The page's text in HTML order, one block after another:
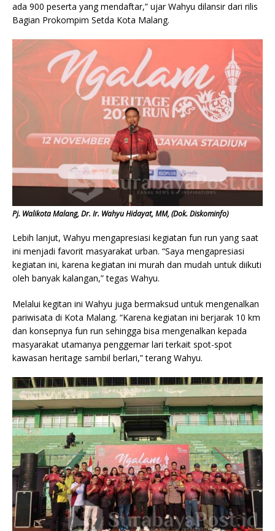
ada 900 peserta yang mendaftar,” ujar Wahyu dilansir dari rilis
Bagian Prokompim Setda Kota Malang.
Pj. Walikota Malang, Dr. Ir. Wahyu Hidayat, MM, (Dok. Diskominfo)
Lebih lanjut, Wahyu mengapresiasi kegiatan fun run yang saat
ini menjadi favorit masyarakat urban. “Saya mengapresiasi
kegiatan ini, karena kegiatan ini murah dan mudah untuk diikuti
oleh banyak kalangan,” tegas Wahyu.
Melalui kegitan ini Wahyu juga bermaksud untuk mengenalkan
pariwisata di Kota Malang. “Karena kegiatan ini berjarak 10 km
dan konsepnya fun run sehingga bisa mengenalkan kepada
masyarakat utamanya penggemar lari terkait spot-spot
kawasan heritage sambil berlari,” terang Wahyu.